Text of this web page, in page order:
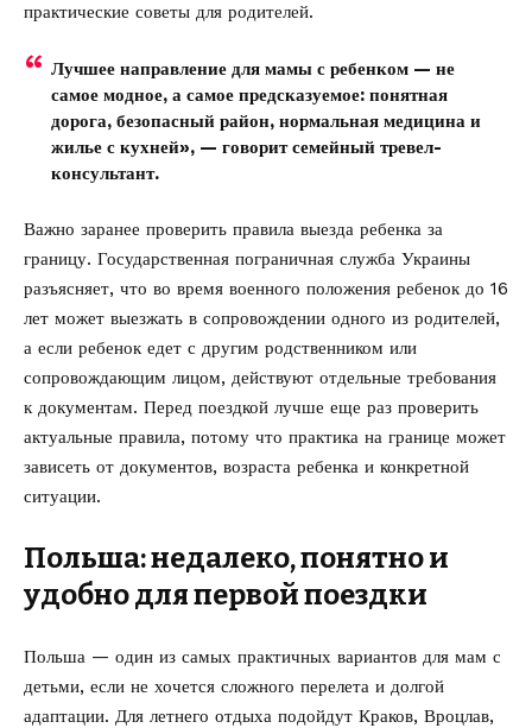
практические советы для родителей.
Лучшее направление для мамы с ребенком — не
самое модное, а самое предсказуемое: понятная
дорога, безопасный район, нормальная медицина и
жилье с кухней», — говорит семейный тревел-
консультант.
Важно заранее проверить правила выезда ребенка за
границу. Государственная пограничная служба Украины
разъясняет, что во время военного положения ребенок до 16
лет может выезжать в сопровождении одного из родителей,
а если ребенок едет с другим родственником или
сопровождающим лицом, действуют отдельные требования
к документам. Перед поездкой лучше еще раз проверить
актуальные правила, потому что практика на границе может
зависеть от документов, возраста ребенка и конкретной
ситуации.
Польша: недалеко, понятно и
удобно для первой поездки
Польша — один из самых практичных вариантов для мам с
детьми, если не хочется сложного перелета и долгой
адаптации. Для летнего отдыха подойдут Краков, Вроцлав,